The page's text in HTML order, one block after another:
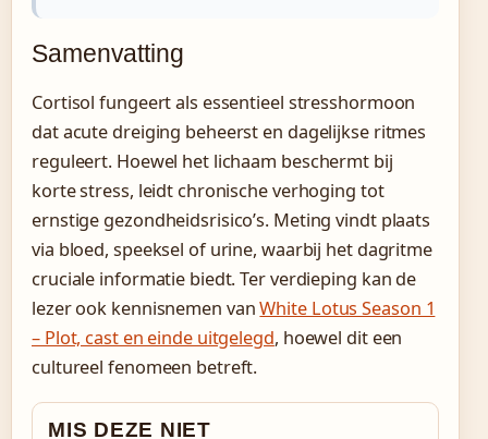
Samenvatting
Cortisol fungeert als essentieel stresshormoon
dat acute dreiging beheerst en dagelijkse ritmes
reguleert. Hoewel het lichaam beschermt bij
korte stress, leidt chronische verhoging tot
ernstige gezondheidsrisico’s. Meting vindt plaats
via bloed, speeksel of urine, waarbij het dagritme
cruciale informatie biedt. Ter verdieping kan de
lezer ook kennisnemen vanWhite Lotus Season 1
– Plot, cast en einde uitgelegd, hoewel dit een
cultureel fenomeen betreft.
MIS DEZE NIET